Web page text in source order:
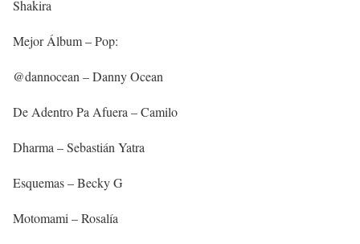
Shakira
Mejor Álbum – Pop:
@dannocean – Danny Ocean
De Adentro Pa Afuera – Camilo
Dharma – Sebastián Yatra
Esquemas – Becky G
Motomami – Rosalía